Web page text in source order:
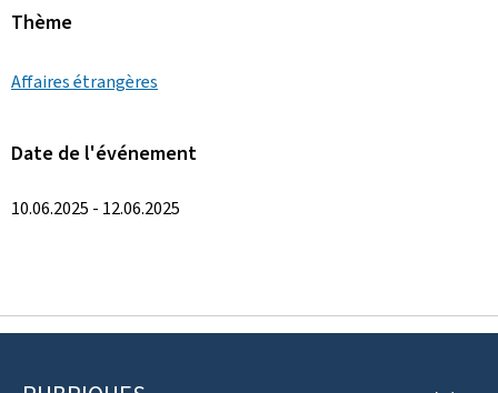
Thème
Affaires étrangères
Date de l'événement
10.06.2025 - 12.06.2025